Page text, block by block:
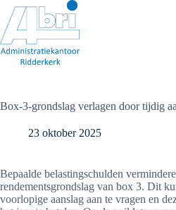
naar
de
inhoud
Box-3-grondslag verlagen door tijdig
23 oktober 2025
Bepaalde belastingschulden
rendementsgrondslag van box 3. Dit
voorlopige aanslag aan te vragen en